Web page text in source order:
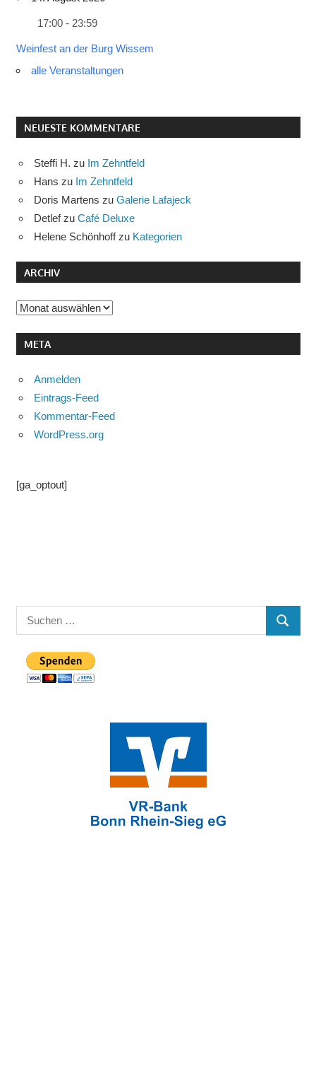
17:00 - 23:59
Weinfest an der Burg Wissem
alle Veranstaltungen
NEUESTE KOMMENTARE
Steffi H. zu Im Zehntfeld
Hans zu Im Zehntfeld
Doris Martens zu Galerie Lafajeck
Detlefzu Café Deluxe
Helene Schönhoffzu Kategorien
ARCHIV
Archiv
META
Anmelden
Eintrags-Feed
Kommentar-Feed
WordPress.org
[ga_optout]
Suchen
nach:
SUCHEN